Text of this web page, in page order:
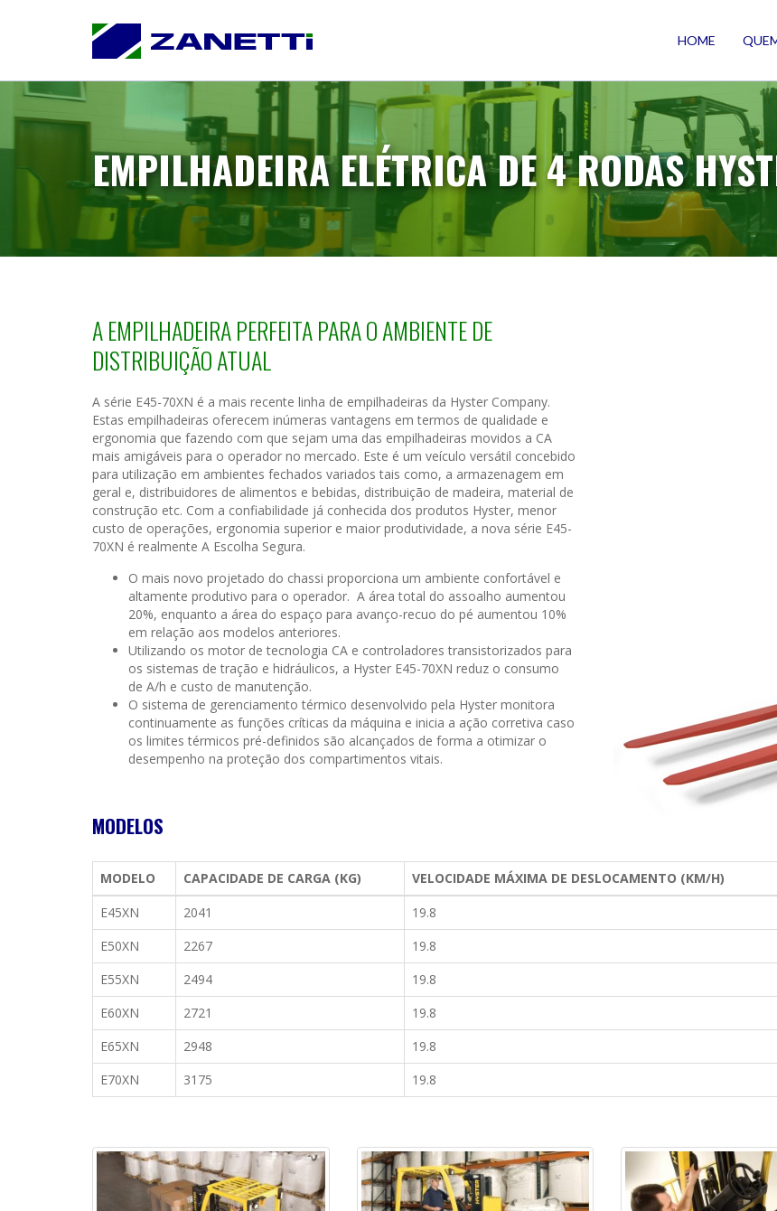
QUEM SOMOS
LOCAÇÃO
PRODUTOS
HOME
EMPILHADEIRA ELÉTRICA DE 4 RODAS
A EMPILHADEIRA PERFEITA PARA O AMBIENTE DE
DISTRIBUIÇÃO ATUAL
A série E45-70XN é a mais recente linha de empilhadeiras da Hyster Company.
Estas empilhadeiras oferecem inúmeras vantagens em termos de qualidade e
ergonomia que fazendo com que sejam uma das empilhadeiras movidos a CA
mais amigáveis para o operador no mercado. Este é um veículo versátil concebido
para utilização em ambientes fechados variados tais como, a armazenagem em
geral e, distribuidores de alimentos e bebidas, distribuição de madeira, material de
construção etc. Com a confiabilidade já conhecida dos produtos Hyster, menor
custo de operações, ergonomia superior e maior produtividade, a nova série E45-
70XN é realmente A Escolha Segura.
O mais novo projetado do chassi proporciona um ambiente confortável e
altamente produtivo para o operador. A área total do assoalho aumentou
20%, enquanto a área do espaço para avanço-recuo do pé aumentou 10%
em relação aos modelos anteriores.
Utilizando os motor de tecnologia CA e controladores transistorizados para
os sistemas de tração e hidráulicos, a Hyster E45-70XN reduz o consumo
de A/h e custo de manutenção.
O sistema de gerenciamento térmico desenvolvido pela Hyster monitora
continuamente as funções críticas da máquina e inicia a ação corretiva caso
os limites térmicos pré-definidos são alcançados de forma a otimizar o
desempenho na proteção dos compartimentos vitais.
MODELOS
MODELO CAPACIDADE DE CARGA (KG) VELOCIDADE MÁXIMA DE DESLOCAMENTO (KM/H)
E45XN
2041 19.8
E50XN
2267 19.8
E55XN
2494 19.8
E60XN
2721 19.8
E65XN
2948 19.8
E70XN
3175 19.8